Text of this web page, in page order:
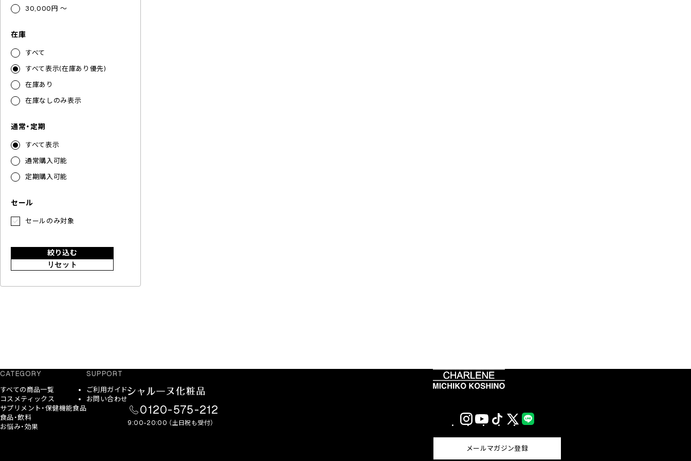
30,000円 ～
在庫
すべて
すべて表示(在庫あり優先)
在庫あり
在庫なしのみ表示
通常・定期
すべて表示
通常購入可能
定期購入可能
セール
セールのみ対象
絞り込む
リセット
CATEGORY
すべての商品一覧
コスメティックス
サプリメント・保健機能食品
食品・飲料
お悩み・効果
SUPPORT
ご利用ガイド
お問い合わせ
0120-575-212
9:00-20:00 （土日祝も受付）
InstagramYouTubeTikTok X
(Twitter)
メールマガジン登録